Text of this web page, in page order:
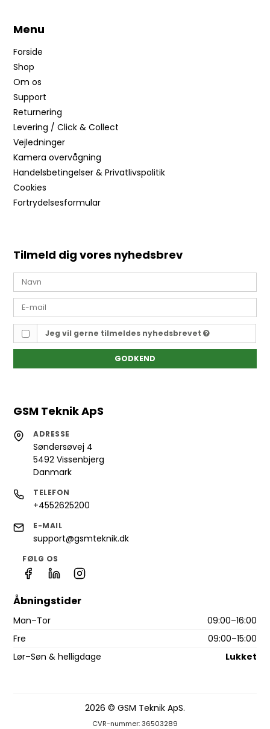
Menu
Forside
Shop
Om os
Support
Returnering
Levering / Click & Collect
Vejledninger
Kamera overvågning
Handelsbetingelser & Privatlivspolitik
Cookies
Fortrydelsesformular
Tilmeld dig vores nyhedsbrev
Jeg vil gerne tilmeldes nyhedsbrevet
GODKEND
GSM Teknik ApS
ADRESSE
Søndersøvej 4
5492 Vissenbjerg
Danmark
TELEFON
+4552625200
E-MAIL
support@gsmteknik.dk
FØLG OS
Åbningstider
Man–Tor
09:00–16:00
Fre
09:00–15:00
Lør–Søn & helligdage
Lukket
2026 © GSM Teknik ApS.
CVR-nummer: 36503289